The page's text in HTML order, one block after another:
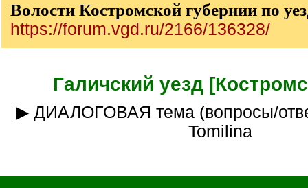
Волости Костромской губернии по
https://forum.vgd.ru/2166/136328/
Галичский уезд
▶ ДИАЛОГОВАЯ тема (вопросы/ответы) __куратор
Tomilina